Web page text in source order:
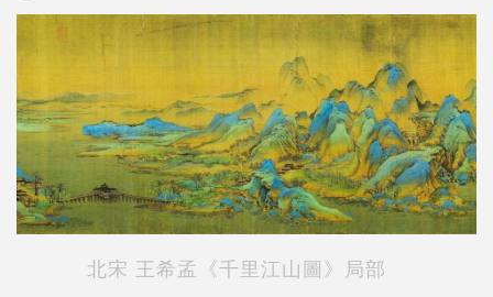
北宋 王希孟《千里江山圖》局部